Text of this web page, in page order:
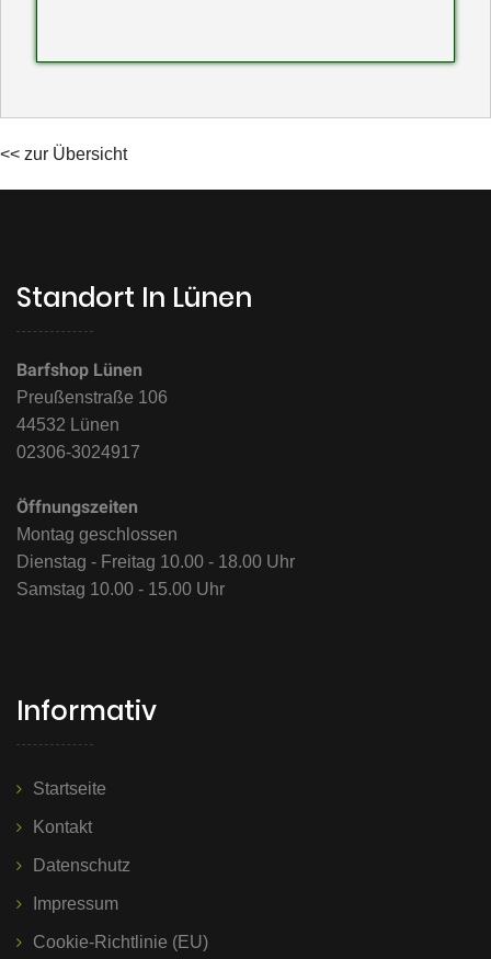
<< zur Übersicht
Standort In Lünen
Barfshop Lünen
Preußenstraße 106
44532 Lünen
02306-3024917
Öffnungszeiten
Montag geschlossen
Dienstag - Freitag 10.00 - 18.00 Uhr
Samstag 10.00 - 15.00 Uhr
Informativ
Startseite
Kontakt
Datenschutz
Impressum
Cookie-Richtlinie (EU)